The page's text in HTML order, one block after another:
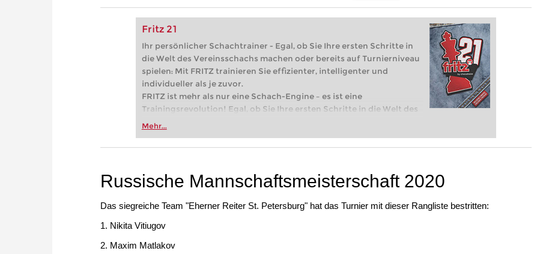
Fritz 21
Ihr persönlicher Schachtrainer - Egal, ob Sie Ihre ersten Schritte in
die Welt des Vereinsschachs machen oder bereits auf Turnierniveau
spielen: Mit FRITZ trainieren Sie effizienter, intelligenter und
individueller als je zuvor.
FRITZ ist mehr als nur eine Schach-Engine – es ist eine
Trainingsrevolution! Egal, ob Sie Ihre ersten Schritte in die Welt des
Vereinsschachs machen oder bereits auf Turnierniveau spielen: Mit
zuvor.
Mehr...
Russische Mannschaftsmeisterschaft 2020
Das siegreiche Team "Eherner Reiter St. Petersburg" hat das Turnier mit dieser Rangliste bestritten:
1. Nikita Vitiugov
2. Maxim Matlakov